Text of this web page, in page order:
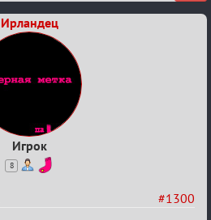
Ирландец
Игрок
8
#1300